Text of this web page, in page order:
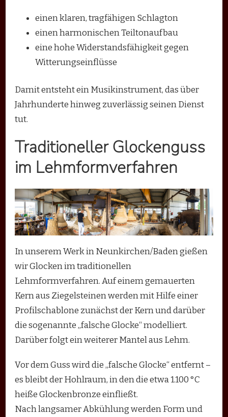
einen klaren, tragfähigen Schlagton
einen harmonischen Teiltonaufbau
eine hohe Widerstandsfähigkeit gegen
Witterungseinflüsse
Damit entsteht ein Musikinstrument, das über
Jahrhunderte hinweg zuverlässig seinen Dienst
tut.
Traditioneller Glockenguss
im Lehmformverfahren
In unserem Werk in Neunkirchen/Baden gießen
wir Glocken im traditionellen
Lehmformverfahren. Auf einem gemauerten
Kern aus Ziegelsteinen werden mit Hilfe einer
Profilschablone zunächst der Kern und darüber
die sogenannte „falsche Glocke“ modelliert.
Darüber folgt ein weiterer Mantel aus Lehm.
Vor dem Guss wird die „falsche Glocke“ entfernt –
es bleibt der Hohlraum, in den die etwa 1.100 °C
heiße Glockenbronze einfließt.
Nach langsamer Abkühlung werden Form und